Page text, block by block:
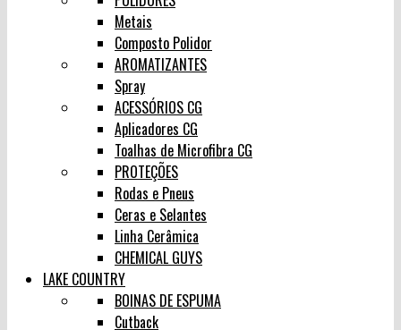
Metais
Composto Polidor
AROMATIZANTES
Spray
ACESSÓRIOS CG
Aplicadores CG
Toalhas de Microfibra CG
PROTEÇÕES
Rodas e Pneus
Ceras e Selantes
Linha Cerâmica
CHEMICAL GUYS
LAKE COUNTRY
BOINAS DE ESPUMA
Cutback